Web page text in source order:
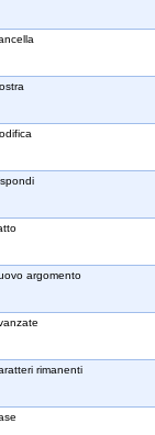
argomento
rimanenti